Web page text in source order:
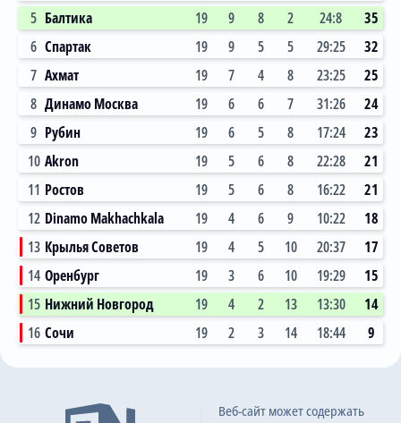
5 Балтика 19 9 8 2 24:8
35
6 Спартак 19 9 5 5 29:25
32
7 Ахмат 19 7 4 8 23:25
25
8 Динамо Москва 19 6 6 7 31:26
24
9 Рубин 19 6 5 8 17:24
23
10 Akron 19 5 6 8 22:28
21
11 Ростов 19 5 6 8 16:22
21
12 Dinamo Makhachkala 19 4 6 9 10:22
18
13 Крылья Советов 19 4 5 10 20:37
17
14 Оренбург 19 3 6 10 19:29
15
15 Нижний Новгород 19 4 2 13 13:30
14
16 Сочи 19 2 3 14 18:44 9
26.10.2025
Веб-сайт может содержать